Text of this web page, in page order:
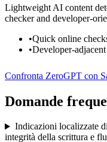
Lightweight AI content
checker and developer-
•Quick online
•Developer-
Confronta ZeroGPT con
Domande
Indicazioni localizzate
integrità della scrittura e